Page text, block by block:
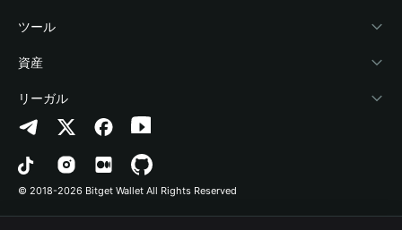
暗号資産ニュース
Help Center
お問い合わせ
ブランドリソース
キャリア
Payfi Crypto
Crypto Swap API
Altcoin Season Index
Prediction Markets
DApp
ウォレットを接続
Bitget Wallet Pay
プロジェクトを掲載
保護基金
セキュリティ技術
ツール
暗号資産を購入
認証検出
コントラクト検出
一括送金
資産
Arbitrum
Avalanche
Bitcoin
リーガル
プライバシーポリシー
利用規約
© 2018-2026 Bitget Wallet All Rights Reserved